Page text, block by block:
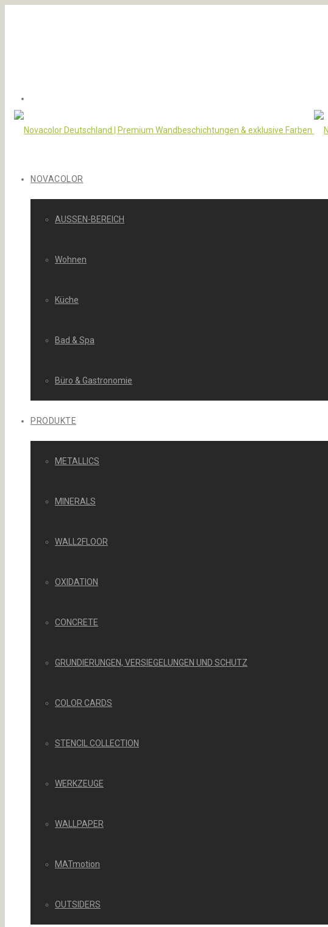
NOVACOLOR
AUSSEN-BEREICH
Wohnen
Küche
Bad & Spa
Büro & Gastronomie
PRODUKTE
METALLICS
MINERALS
WALL2FLOOR
OXIDATION
CONCRETE
GRUNDIERUNGEN, VERSIEGELUNGEN UND SCHUTZ
COLOR CARDS
STENCIL COLLECTION
WERKZEUGE
WALLPAPER
MATmotion
OUTSIDERS